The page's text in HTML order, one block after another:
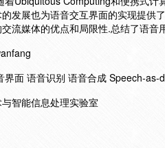
发展也为语音交互界面的实现提供
流媒体的优点和局限性.总结了语
界面 语音识别 语音合成 Speech-as-
智能信息处理实验室